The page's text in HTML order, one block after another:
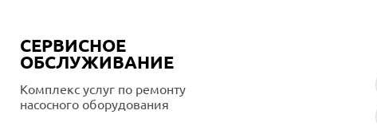
СЕРВИСНОЕ
ОБСЛУЖИВАНИЕ
Комплекс услуг по ремонту
насосного оборудования